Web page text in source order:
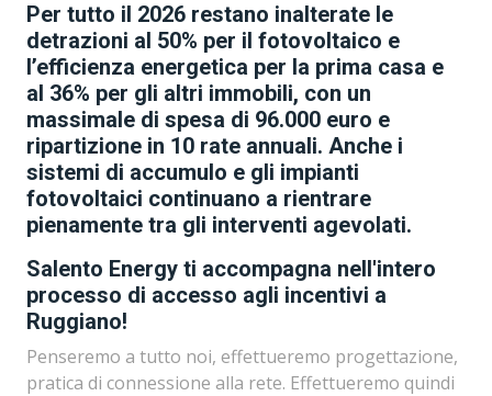
Per tutto il 2026 restano inalterate le
detrazioni al 50% per il fotovoltaico e
l’efficienza energetica per la prima casa e
al 36% per gli altri immobili, con un
massimale di spesa di 96.000 euro e
ripartizione in 10 rate annuali. Anche i
sistemi di accumulo e gli impianti
fotovoltaici continuano a rientrare
pienamente tra gli interventi agevolati.
Salento Energy ti accompagna nell'intero
processo di accesso agli incentivi a
Ruggiano!
Penseremo a tutto noi, effettueremo progettazione,
pratica di connessione alla rete. Effettueremo quindi